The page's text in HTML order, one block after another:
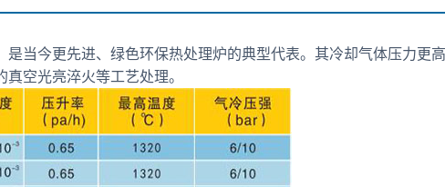
当今更先进、绿色环保热处理炉的典型代表。其冷却气体压力更
空光亮淬火等工艺处理。